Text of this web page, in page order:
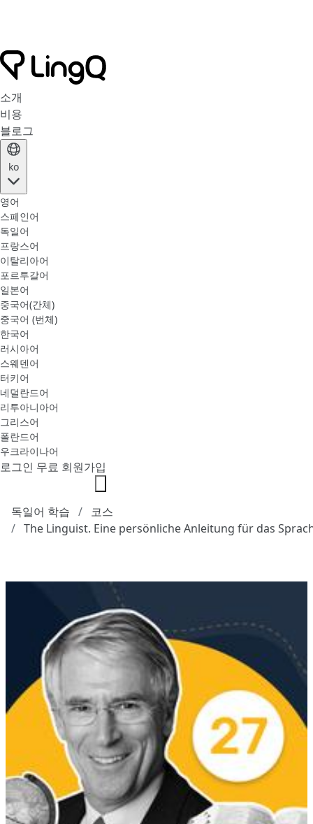
소개
비용
블로그
ko
영어
스페인어
독일어
프랑스어
이탈리아어
포르투갈어
일본어
중국어(간체)
중국어 (번체)
한국어
러시아어
스웨덴어
터키어
네덜란드어
리투아니아어
그리스어
폴란드어
우크라이나어
로그인 무료 회원가입
독일어 학습
코스
The Linguist. Eine persönliche Anleitung für das